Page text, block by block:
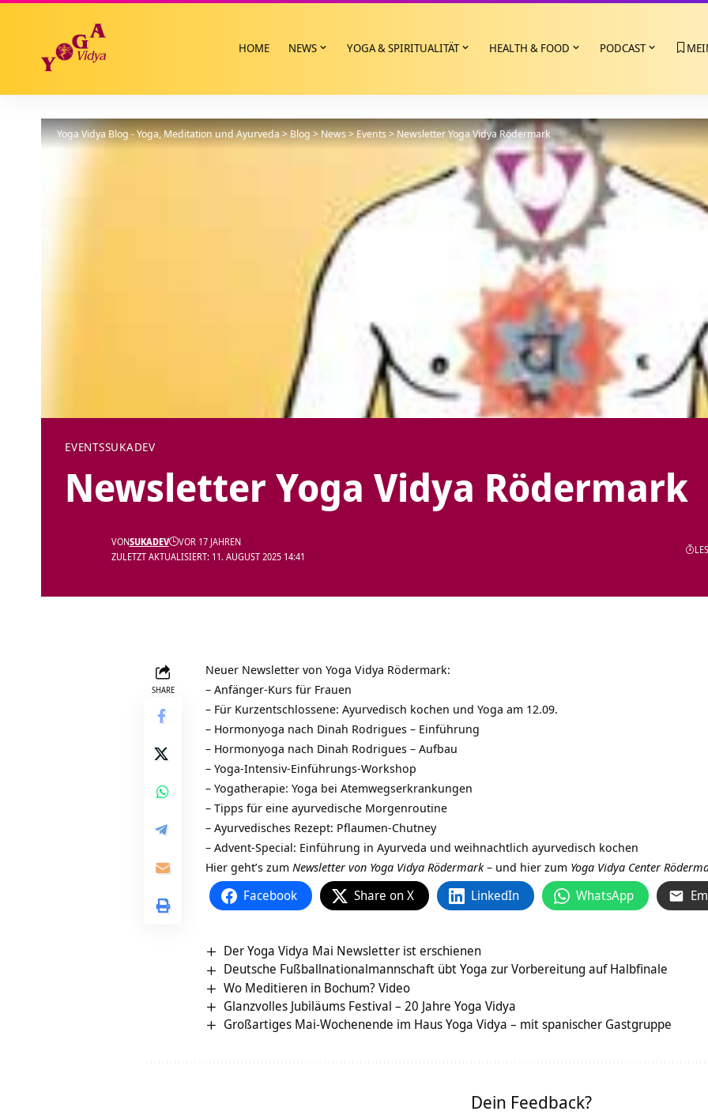
HOME NEWS YOGA & SPIRITUALITÄT HEALTH & FOOD PODCAST
Yoga Vidya Blog - Yoga, Meditation und Ayurveda>Blog>News>Events>Newsletter Yoga Vidya Rödermark
EVENTSSUKADEV
Newsletter Yoga Vidya Rödermark
ZULETZT AKTUALISIERT: 11. AUGUST 2025 14:41
VONSUKADEV VOR 17 JAHREN
SHARE
Neuer Newsletter von Yoga Vidya Rödermark:
– Anfänger-Kurs für Frauen
– Für Kurzentschlossene: Ayurvedisch kochen und Yoga am 12.09.
– Hormonyoga nach Dinah Rodrigues – Einführung
– Hormonyoga nach Dinah Rodrigues – Aufbau
– Yoga-Intensiv-Einführungs-Workshop
– Yogatherapie: Yoga bei Atemwegserkrankungen
– Tipps für eine ayurvedische Morgenroutine
– Ayurvedisches Rezept: Pflaumen-Chutney
– Advent-Special: Einführung in Ayurveda und weihnachtlich ayurvedisch kochen
Hier geht’s zum Newsletter von Yoga Vidya Rödermark– und hier zum Yoga Vidya Center
Facebook Share on X LinkedIn WhatsApp
Der Yoga Vidya Mai Newsletter ist erschienen
Deutsche Fußballnationalmannschaft übt Yoga zur Vorbereitung auf Halbfinale
Wo Meditieren in Bochum? Video
Glanzvolles Jubiläums Festival – 20 Jahre Yoga Vidya
Großartiges Mai-Wochenende im Haus Yoga Vidya – mit spanischer Gastgruppe
Dein Feedback?